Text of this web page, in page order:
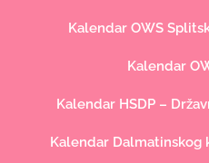
Kalendar OWS
Kalendar
Kalendar HSDP –
Kalendar Dalmatinskog